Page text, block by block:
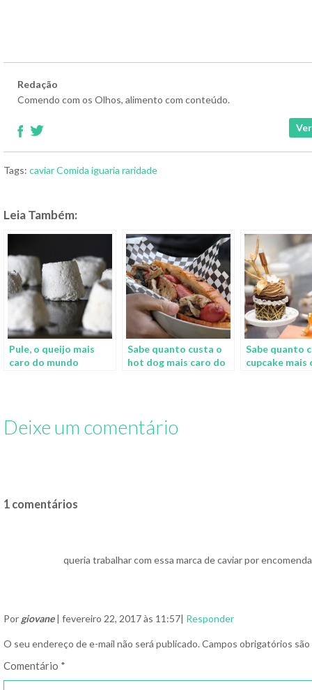
Redação
Comendo com os Olhos, alimento com conteúdo.
Tags: caviarComida iguaria raridade
Leia Também:
Pule, o queijo mais
caro do mundo
Sabe quanto custa o
hot dog mais caro do
Sabe quanto
cupcake mais
Deixe um comentário
1 comentários
queria trabalhar com essa marca de caviar por
Por giovane| fevereiro 22, 2017 às 11:57| Responder
O seu endereço de e-mail não será publicado. Campos obrigatórios
Comentário *